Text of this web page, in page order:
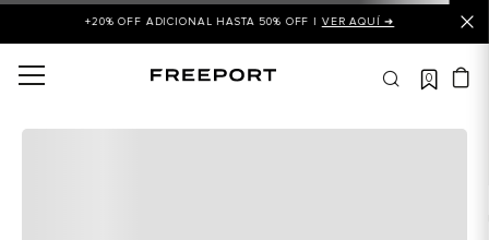
+20% OFF ADICIONAL HASTA 50% OFF | VER AQUÍ ➜
0